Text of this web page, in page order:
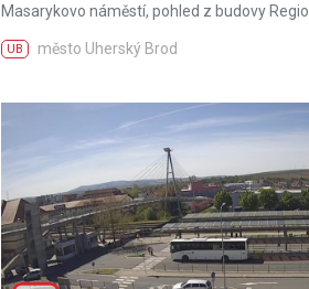
Masarykovo náměstí, pohled z budovy Regio
UB město Uherský Brod